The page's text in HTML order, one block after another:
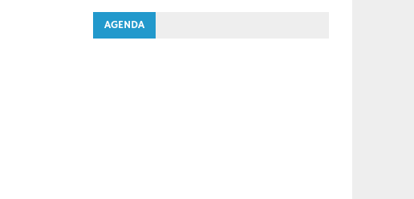
AGENDA